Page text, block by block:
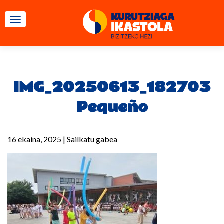
TOGGLE NAVIGATION
IMG_20250613_182703
Pequeño
16 ekaina, 2025 | Sailkatu gabea